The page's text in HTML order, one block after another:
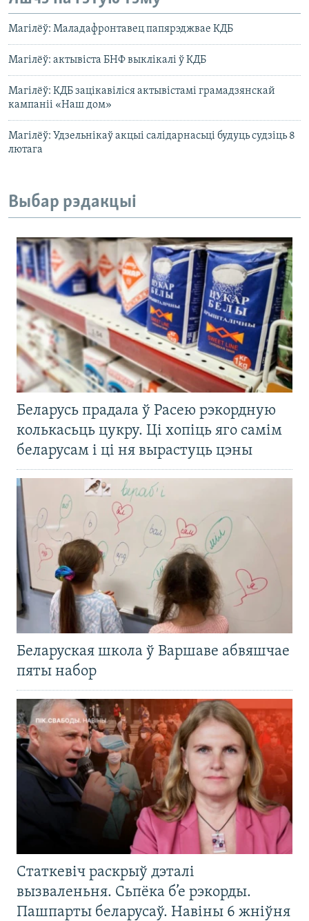
Магілёў: Маладафронтавец папярэджвае КДБ
Магілёў: актывіста БНФ выклікалі ў КДБ
Магілёў: КДБ зацікавіліся актывістамі грамадзянскай
кампаніі «Наш дом»
Магілёў: Удзельнікаў акцыі салідарнасьці будуць судзіць 8
лютага
Выбар рэдакцыі
Беларусь прадала ў Расею рэкордную
колькасьць цукру. Ці хопіць яго самім
беларусам і ці ня вырастуць цэны
Беларуская школа ў Варшаве абвяшчае
пяты набор
Статкевіч раскрыў дэталі
вызваленьня. Сьпёка б’е рэкорды.
Пашпарты беларусаў. Навіны 6 жніўня